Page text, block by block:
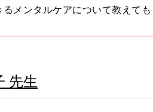
メンタルケアについて教えても
先生